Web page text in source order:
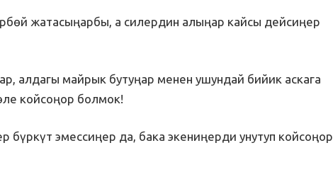
жатасыңарбы, а силердин алыңар кайсы дейсиңер
алдагы майрык бутуңар менен ушундай бийик аскага
койсоңор болмок!
бүркүт эмессиңер да, бака экениңерди унутуп койсоңор